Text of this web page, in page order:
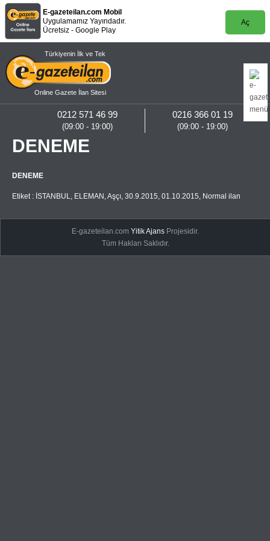
E-gazeteilan.com Mobil
Uygulamamız Yayındadır.
Ücretsiz - Google Play
Aç
Türkiyenin İlk ve Tek
Online Gazete İlan Sitesi
0216 366 01 19
(09:00 - 19:00)
0212 571 46 99
(09:00 - 19:00)
DENEME
DENEME
Etiket : İSTANBUL, ELEMAN ,Aşçı, 30.9.2015, 01.10.2015, Normal ilan
E-gazeteilan.comYitik Ajans Projesidir.
Tüm Hakları Saklıdır.